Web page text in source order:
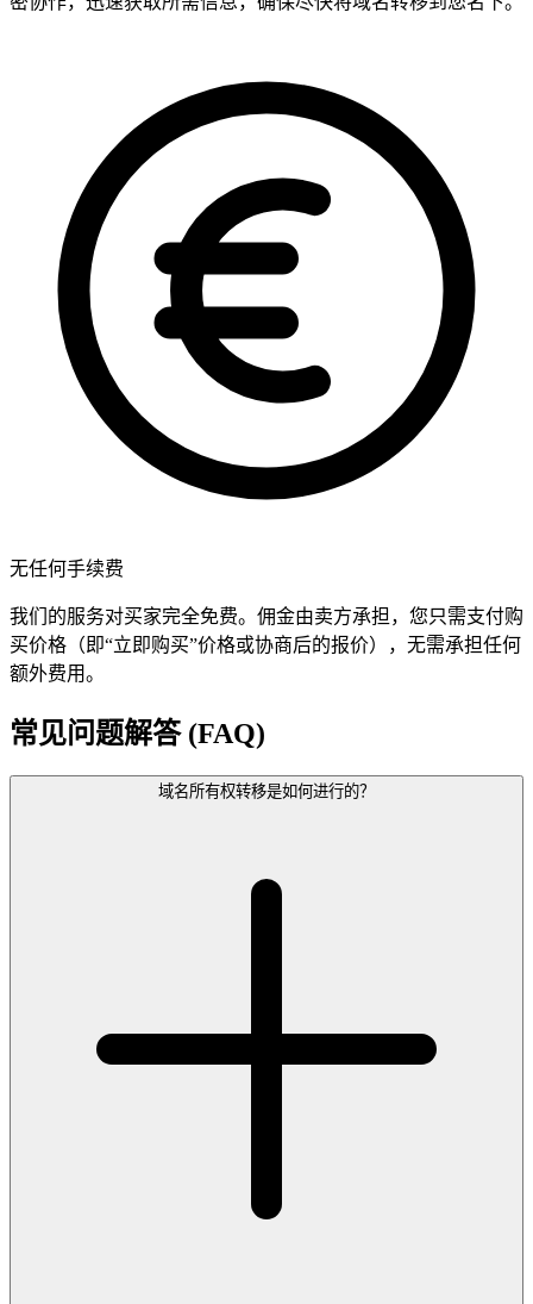
无任何手续费
我们的服务对买家完全免费。佣金由卖方承担，您只需支付购
买价格（即“立即购买”价格或协商后的报价），无需承担任何
额外费用。
常见问题解答 (FAQ)
域名所有权转移是如何进行的？